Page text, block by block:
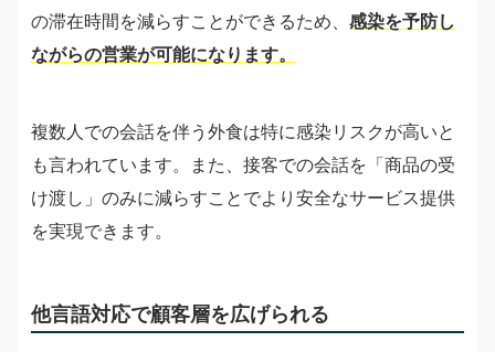
の滞在時間を減らすことができるため、 感染を予防し
ながらの営業が可能になります。
複数人での会話を伴う外食は特に感染リスクが高いと
も言われています。また、接客での会話を「商品の受
け渡し」のみに減らすことでより安全なサービス提供
を実現できます。
他言語対応で顧客層を広げられる